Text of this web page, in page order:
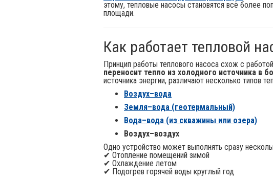
этому, тепловые насосы становятся всё более
площади.
Как работает тепловой
Принцип работы теплового насоса схож с
переносит тепло из холодного источника в
источника энергии, различают несколько типов
Воздух–вода
Земля–вода (геотермальный)
Вода–вода (из скважины или озера)
Воздух–воздух
Одно устройство может выполнять сразу
✔ Отопление помещений зимой
✔ Охлаждение летом
✔ Подогрев горячей воды круглый год